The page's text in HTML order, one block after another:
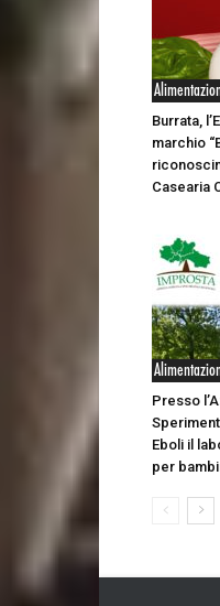
Burrata,
marchio
Casearia
Presso
Eboli il
per